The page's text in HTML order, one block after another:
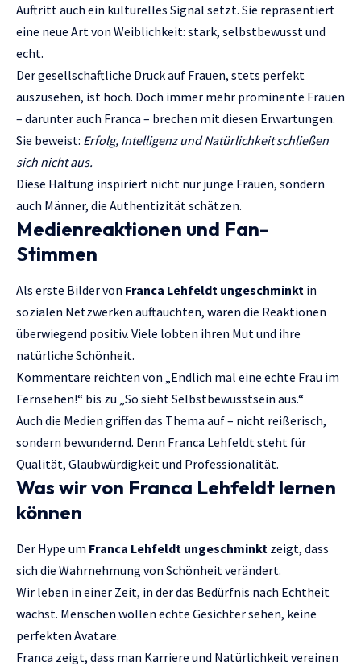
Auftritt auch ein kulturelles Signal setzt. Sie repräsentiert
eine neue Art von Weiblichkeit: stark, selbstbewusst und
echt.
Der gesellschaftliche Druck auf Frauen, stets perfekt
auszusehen, ist hoch. Doch immer mehr prominente Frauen
– darunter auch Franca – brechen mit diesen Erwartungen.
Sie beweist: Erfolg, Intelligenz und Natürlichkeit schließen
sich nicht aus.
Diese Haltung inspiriert nicht nur junge Frauen, sondern
auch Männer, die Authentizität schätzen.
Medienreaktionen und Fan-
Stimmen
Als erste Bilder von Franca Lehfeldt ungeschminkt in
sozialen Netzwerken auftauchten, waren die Reaktionen
überwiegend positiv. Viele lobten ihren Mut und ihre
natürliche Schönheit.
Kommentare reichten von „Endlich mal eine echte Frau im
Fernsehen!“ bis zu „So sieht Selbstbewusstsein aus.“
Auch die Medien griffen das Thema auf – nicht reißerisch,
sondern bewundernd. Denn Franca Lehfeldt steht für
Qualität, Glaubwürdigkeit und Professionalität.
Was wir von Franca Lehfeldt lernen
können
Der Hype um Franca Lehfeldt ungeschminkt zeigt, dass
sich die Wahrnehmung von Schönheit verändert.
Wir leben in einer Zeit, in der das Bedürfnis nach Echtheit
wächst. Menschen wollen echte Gesichter sehen, keine
perfekten Avatare.
Franca zeigt, dass man Karriere und Natürlichkeit vereinen